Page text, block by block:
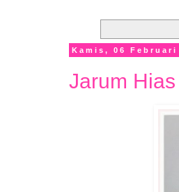
Kamis, 06 Februari
Jarum